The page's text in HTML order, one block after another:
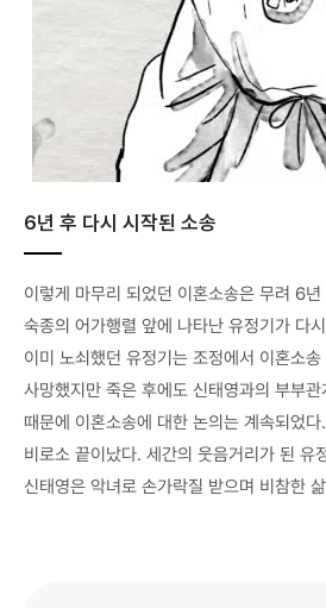
6년 후 다시 시작된 소송
이렇게 마무리 되었던 이혼소송은 무려 6
숙종의 어가행렬 앞에 나타난 유정기가 다
이미 노쇠했던 유정기는 조정에서 이혼소송
사망했지만 죽은 후에도 신태영과의 부부관
때문에 이혼소송에 대한 논의는 계속되었
비로소 끝이났다. 세간의 웃음거리가 된 유
신태영은 악녀로 손가락질 받으며 비참한